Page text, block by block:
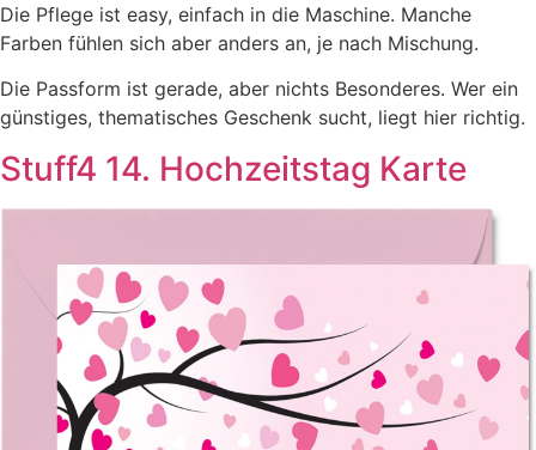
Die Pflege ist easy, einfach in die Maschine. Manche
Farben fühlen sich aber anders an, je nach Mischung.
Die Passform ist gerade, aber nichts Besonderes. Wer ein
günstiges, thematisches Geschenk sucht, liegt hier richtig.
Stuff4 14. Hochzeitstag Karte